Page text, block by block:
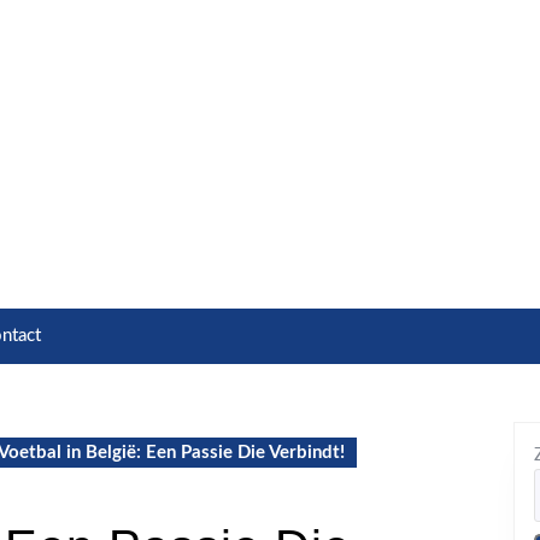
in België: Een Passie Die Verbindt!